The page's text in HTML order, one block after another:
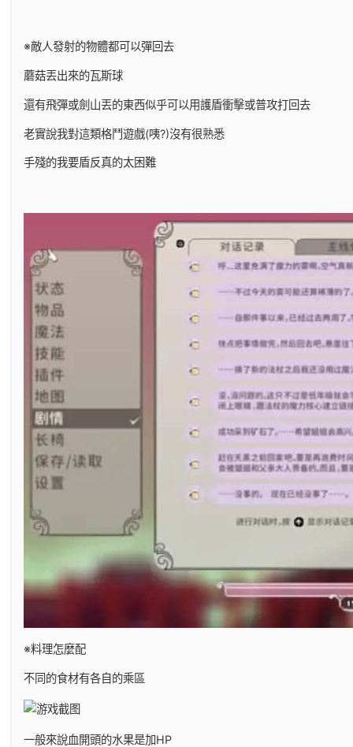
※敵人發射的物體都可以彈回去
蘑菇丟出來的瓦斯球
還有飛彈或劍山丟的東西似乎可以用護盾衝擊或普攻打回去
老實說我對這類格鬥遊戲(咦?)沒有很熟悉
手殘的我要盾反真的太困難
※料理怎麼配
不同的食材有各自的乘區
一般來說血開頭的水果是加HP